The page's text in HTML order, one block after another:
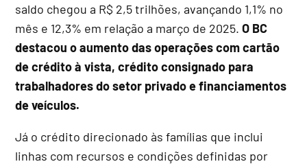
saldo chegou a R$ 2,5 trilhões, avançando 1,1% no
mês e 12,3% em relação a março de 2025.O BC
destacou o aumento das operações com cartão
de crédito à vista, crédito consignado para
trabalhadores do setor privado e financiamentos
de veículos.
Já o crédito direcionado às famílias que inclui
linhas com recursos e condições definidas por